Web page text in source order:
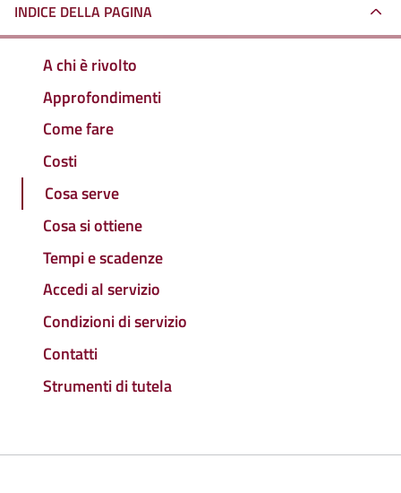
INDICE DELLA PAGINA
A chi è rivolto
Approfondimenti
Come fare
Costi
Cosa serve
Cosa si ottiene
Tempi e scadenze
Accedi al servizio
Condizioni di servizio
Contatti
Strumenti di tutela